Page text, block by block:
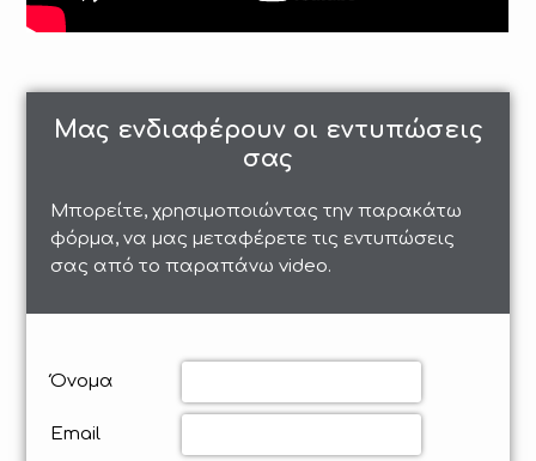
Μας ενδιαφέρουν οι εντυπώσεις
σας
Μπορείτε, χρησιμοποιώντας την παρακάτω
φόρμα, να μας μεταφέρετε τις εντυπώσεις
σας από το παραπάνω video.
Όνομα
Email